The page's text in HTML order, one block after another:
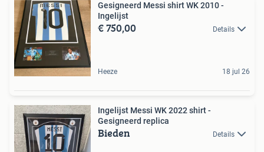
Gesigneerd Messi shirt WK 2010 -
Ingelijst
€ 750,00 Details
Heeze 18 jul 26
Ingelijst Messi WK 2022 shirt -
Gesigneerd replica
Bieden Details